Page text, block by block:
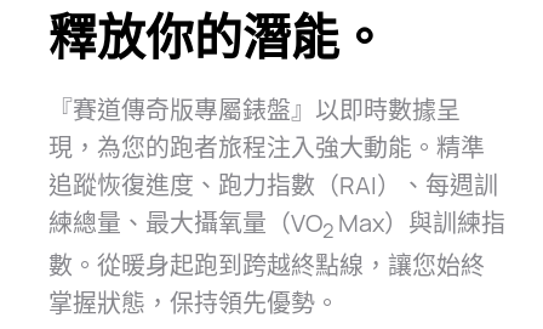
釋放你的潛能。
『賽道傳奇版專屬錶盤』以即時數據呈
現，為您的跑者旅程注入強大動能。精準
追蹤恢復進度、跑力指數（RAI）、每週訓
練總量、最大攝氧量（VO2Max）與訓練指
數。從暖身起跑到跨越終點線，讓您始終
掌握狀態，保持領先優⁠勢。